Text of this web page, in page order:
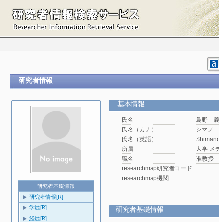
研究者情報
研究者基礎情報
研究者情報[R]
学歴[R]
経歴[R]
基本情報
氏名
島野
氏名（カナ）
シマノ
氏名（英語）
所属
大学 メ
職名
准教授
researchmap研究者コード
researchmap機関
研究者基礎情報